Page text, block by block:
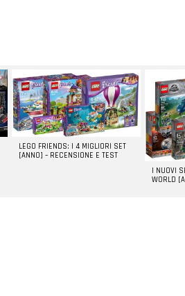
LEGO FRIENDS: I 4 MIGLIORI SET
[ANNO] – RECENSIONE E TEST
I NUOVI
WORLD